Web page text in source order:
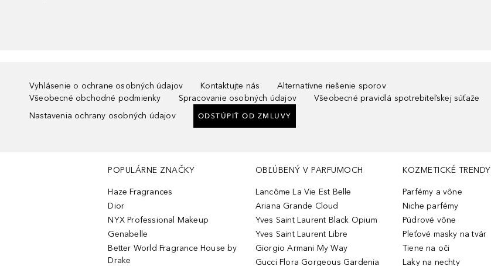
Vyhlásenie o ochrane osobných údajov Kontaktujte nás
Alternatívne riešenie sporov
Všeobecné obchodné podmienky
Spracovanie osobných údajov
Všeobecné pravidlá spotrebiteľskej súťaže
Nastavenia ochrany osobných údajov
ODSTÚPIŤ OD ZMLUVY
POPULÁRNE ZNAČKY
Haze Fragrances
Dior
NYX Professional Makeup
Genabelle
Better World Fragrance House by
Drake
OBĽÚBENÝ V PARFUMOCH
Lancôme La Vie Est Belle
Ariana Grande Cloud
Yves Saint Laurent Black Opium
Yves Saint Laurent Libre
Giorgio Armani My Way
Gucci Flora Gorgeous Gardenia
KOZMETICKÉ TRENDY
Parfémy a vône
Niche parfémy
Púdrové vône
Pleťové masky na tvár
Tiene na oči
Laky na nechty